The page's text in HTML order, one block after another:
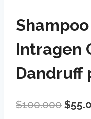
Intragen
Dandruff
$100.000 El
$